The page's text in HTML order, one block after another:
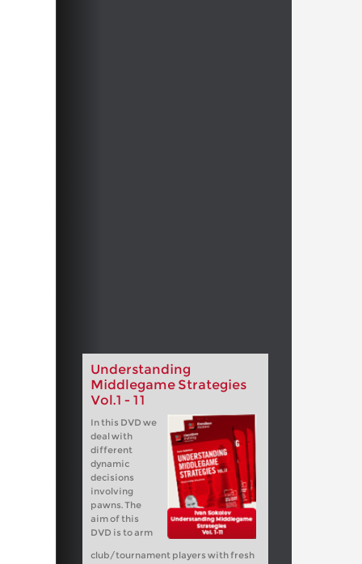
Understanding
Middlegame Strategies
Vol.1 - 11
In this DVD we
deal with
different
dynamic
decisions
involving
pawns. The
aim of this
DVD is to arm
club/tournament players with fresh